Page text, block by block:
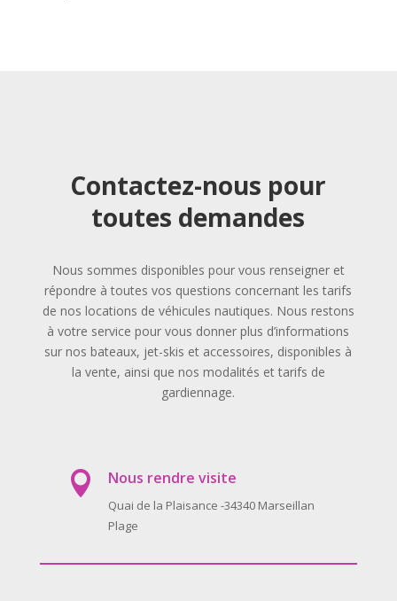
Contactez-nous pour
toutes demandes
Nous sommes disponibles pour vous renseigner et
répondre à toutes vos questions concernant les tarifs
de nos locations de véhicules nautiques. Nous restons
à votre service pour vous donner plus d’informations
sur nos bateaux, jet-skis et accessoires, disponibles à
la vente, ainsi que nos modalités et tarifs de
gardiennage.
 Nous rendre visite
Quai de la Plaisance -34340 Marseillan
Plage